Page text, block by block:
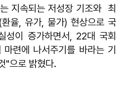
지속되는 저성장 기조와 최
율, 유가, 물가) 현상으로 국
성이 증가하면서, 22대 국회
련에 나서주기를 바라는 기
"으로 밝혔다.